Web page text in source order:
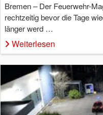
Bremen – Der Feuerwehr-
rechtzeitig bevor die Tage
länger werd …
Weiterlesen